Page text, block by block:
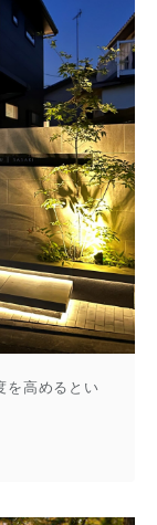
を高めるとい